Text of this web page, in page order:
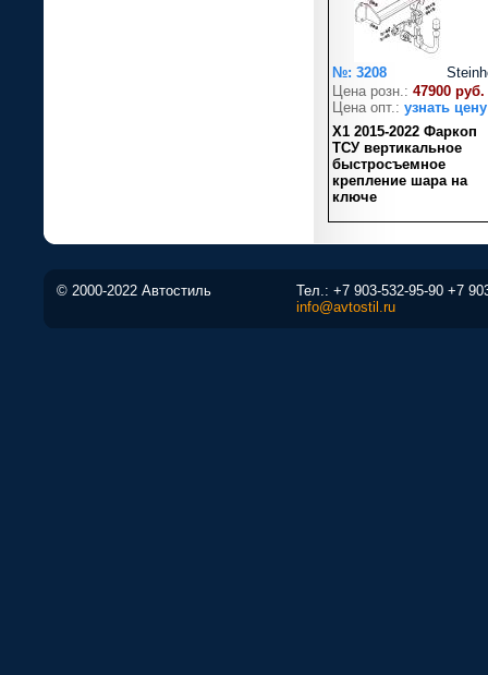
№: 3208
Цена розн.: 47900 руб.
Цена опт.: узнать цену
X1 2015-2022 Фаркоп
ТСУ вертикальное
быстросъемное
крепление шара на
ключе
© 2000-2022 Автостиль Тел.: +7 903-532-95-90 +7
info@avtostil.ru